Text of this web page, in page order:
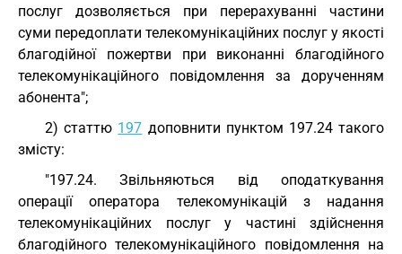
послуг дозволяється при перерахуванні частини
суми передоплати телекомунікаційних послуг у якості
благодійної пожертви при виконанні благодійного
телекомунікаційного повідомлення за дорученням
абонента";
2) статтю 197 доповнити пунктом 197.24 такого
змісту:
"197.24. Звільняються від оподаткування
операції оператора телекомунікацій з надання
телекомунікаційних послуг у частині здійснення
благодійного телекомунікаційного повідомлення на